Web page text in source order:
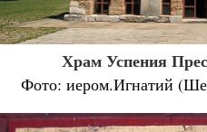
Храм Успения
Фото: иером.Игнатий